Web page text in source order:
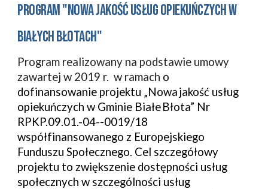
program "nowa jakość usług opiekuńczych w
białych błotach"
Program realizowany na podstawie umowy
zawartej w 2019 r.  w ramach o
dofinansowanie projektu „Nowajakość usług
opiekuńczych w Gminie BiałeBłota” Nr
RPKP.09.01.-04--0019/18
współfinansowanego z Europejskiego
Funduszu Społecznego. Cel szczegółowy
projektu to zwiększenie dostępności usług
społecznych w szczególności usług